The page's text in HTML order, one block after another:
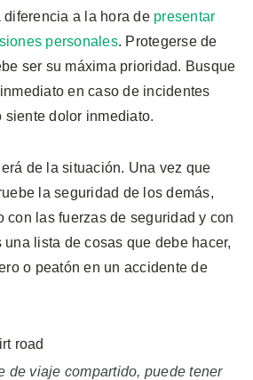
a la hora de presentar
personales. Protegerse de
ser su máxima prioridad. Busque
en caso de incidentes
dolor inmediato.
de la situación. Una vez que
la seguridad de los demás,
con las fuerzas de seguridad y con
lista de cosas que debe hacer,
o peatón en un accidente de
de viaje compartido, puede tener